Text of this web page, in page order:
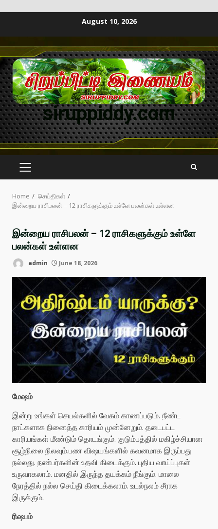
August 10, 2026
siruppiddy.com
Home
செய்திகள்
இன்றைய ராசிபலன் – 12 ராசிகளுக்கும் உள்ளே பலன்கள் உள்ளன
இன்றைய ராசிபலன் – 12 ராசிகளுக்கும் உள்ளே
பலன்கள் உள்ளன
admin June 18, 2026
மேஷம்
இன்று உங்கள் செயல்களில் வேகம் காணப்படும். நீண்ட
நாட்களாக நினைத்த காரியம் முன்னேறும். தடைபட்ட
காரியங்கள் மீண்டும் தொடங்கும். குடும்பத்தில் மகிழ்ச்சியான
சூழ்நிலை நிலவும்.பண விஷயங்களில் கவனமாக இருப்பது
நல்லது. நண்பர்களின் உதவி கிடைக்கும். புதிய வாய்ப்புகள்
உருவாகலாம். மனதில் இருந்த தயக்கம் நீங்கும். மாலை
நேரத்தில் நல்ல செய்தி கிடைக்கலாம். உடல்நலம் சீராக
இருக்கும்.
ரிஷபம்